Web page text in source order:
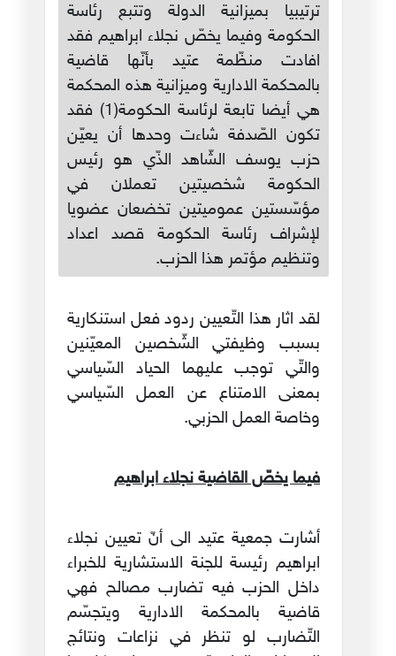
ترتيبيا بميزانية الدولة وتتبع رئاسة
الحكومة وفيما يخصّ نجلاء ابراهيم فقد
افادت منظّمة عتيد بأنّها قاضية
بالمحكمة الادارية وميزانية هذه المحكمة
هي أيضا تابعة لرئاسة الحكومة(1) فقد
تكون الصّدفة شاءت وحدها أن يعيّن
حزب يوسف الشّاهد الذّي هو رئيس
الحكومة شخصيتين تعملان في
مؤسّستين عموميتين تخضعان عضويا
لإشراف رئاسة الحكومة قصد اعداد
وتنظيم مؤتمر هذا الحزب.
لقد اثار هذا التّعيين ردود فعل استنكارية
بسبب وظيفتي الشّخصين المعيّنين
والتّي توجب عليهما الحياد السّياسي
بمعنى الامتناع عن العمل السّياسي
وخاصة العمل الحزبي.
فيما يخصّ القاضية نجلاء ابراهيم
أشارت جمعية عتيد الى أنّ تعيين نجلاء
ابراهيم رئيسة للجنة الاستشارية للخبراء
داخل الحزب فيه تضارب مصالح فهي
قاضية بالمحكمة الادارية ويتجسّم
التّضارب لو تنظر في نزاعات ونتائج